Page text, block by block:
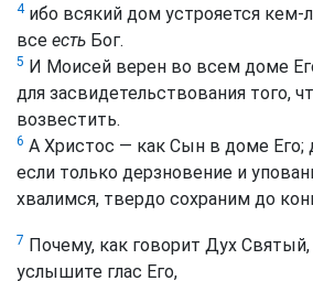
4ибо всякий дом устрояется кем-
все есть Бог.
5 И Моисей верен во всем доме
для засвидетельствования того,
возвестить.
6 А Христос — как Сын в доме
если только дерзновение и
хвалимся, твердо сохраним до
7 Почему, как говорит Дух
услышите глас Его,